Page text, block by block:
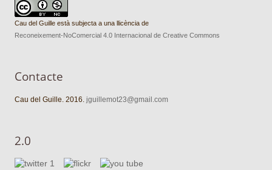
Cau del Guille està subjecta a una llicència de
Reconeixement-NoComercial 4.0 Internacional de Creative Commons
Contacte
Cau del Guille. 2016.jguillemot23@gmail.com
2.0